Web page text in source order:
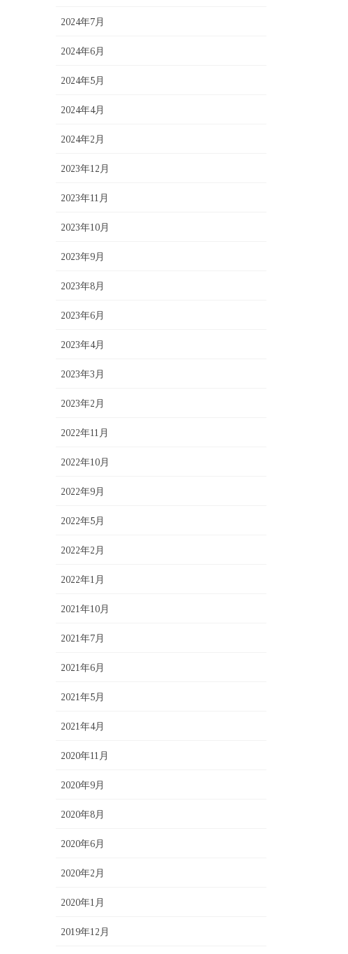
2024年7月
2024年6月
2024年5月
2024年4月
2024年2月
2023年12月
2023年11月
2023年10月
2023年9月
2023年8月
2023年6月
2023年4月
2023年3月
2023年2月
2022年11月
2022年10月
2022年9月
2022年5月
2022年2月
2022年1月
2021年10月
2021年7月
2021年6月
2021年5月
2021年4月
2020年11月
2020年9月
2020年8月
2020年6月
2020年2月
2020年1月
2019年12月